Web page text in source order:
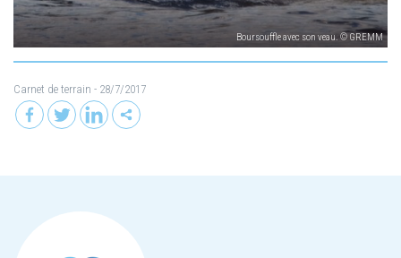
Boursouffle avec son veau. © GREMM
Carnet de terrain - 28/7/2017